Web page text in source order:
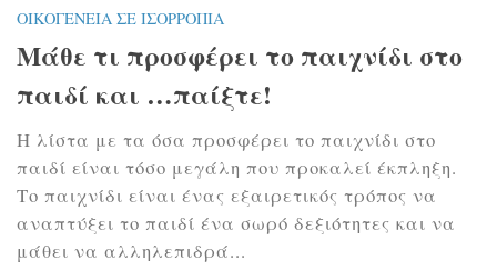
ΟΙΚΟΓΈΝΕΙΑ ΣΕ ΙΣΟΡΡΟΠΊΑ
Μάθε τι προσφέρει το παιχνίδι στο
παιδί και …παίξτε!
Η λίστα με τα όσα προσφέρει το παιχνίδι στο
παιδί είναι τόσο μεγάλη που προκαλεί έκπληξη.
Το παιχνίδι είναι ένας εξαιρετικός τρόπος να
αναπτύξει το παιδί ένα σωρό δεξιότητες και να
μάθει να αλληλεπιδρά...